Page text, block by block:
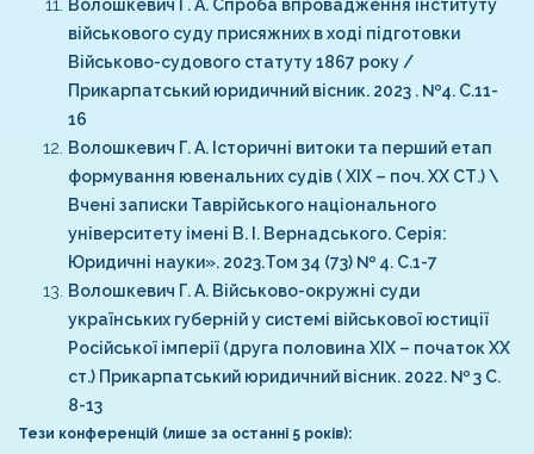
Волошкевич Г. А. Спроба впровадження інституту
військового суду присяжних в ході підготовки
Військово-судового статуту 1867 року /
Прикарпатський юридичний вісник. 2023 . №4. С.11-
16
Волошкевич Г. А. Історичні витоки та перший етап
формування ювенальних судів ( ХІХ – поч. ХХ СТ.) \
Вчені записки Таврійського національного
університету імені В. І. Вернадського. Серія:
Юридичні науки». 2023.Том 34 (73) № 4. С.1-7
Волошкевич Г. А. Військово-окружні суди
українських губерній у системі військової юстиції
Російської імперії (друга половина ХІХ – початок ХХ
ст.) Прикарпатський юридичний вісник. 2022. № 3 С.
8-13
Тези конференцій (лише за останні 5 років):